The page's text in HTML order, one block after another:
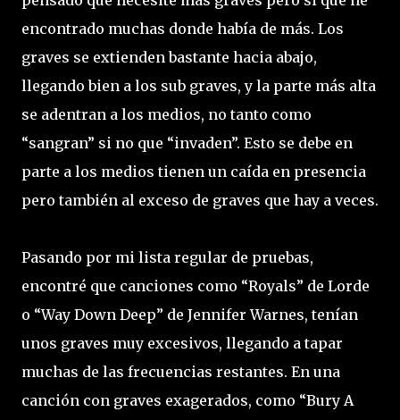
encontrado muchas donde había de más. Los
graves se extienden bastante hacia abajo,
llegando bien a los sub graves, y la parte más alta
se adentran a los medios, no tanto como
“sangran” si no que “invaden”. Esto se debe en
parte a los medios tienen un caída en presencia
pero también al exceso de graves que hay a veces.
Pasando por mi lista regular de pruebas,
encontré que canciones como “Royals” de Lorde
o “Way Down Deep” de Jennifer Warnes, tenían
unos graves muy excesivos, llegando a tapar
muchas de las frecuencias restantes. En una
canción con graves exagerados, como “Bury A